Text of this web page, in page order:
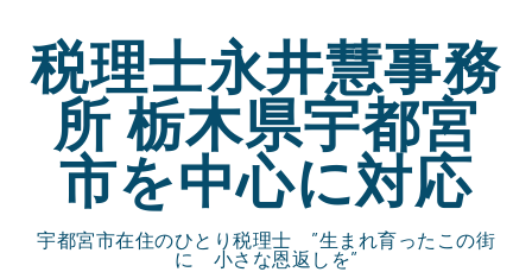
content
税理士永井慧事務
所 栃木県宇都宮
市を中心に対応
宇都宮市在住のひとり税理士 ”生まれ育ったこの街
に 小さな恩返しを”